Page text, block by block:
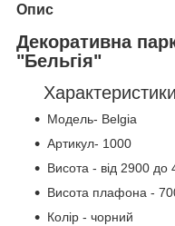
Опис
Декоративна
"Бельгія"
Модель- Belgia
Артикул- 1000
Висота - від 2900
Висота плафона -
Колір - чорний